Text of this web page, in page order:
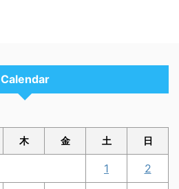
Calendar
木 金 土 日
1 2